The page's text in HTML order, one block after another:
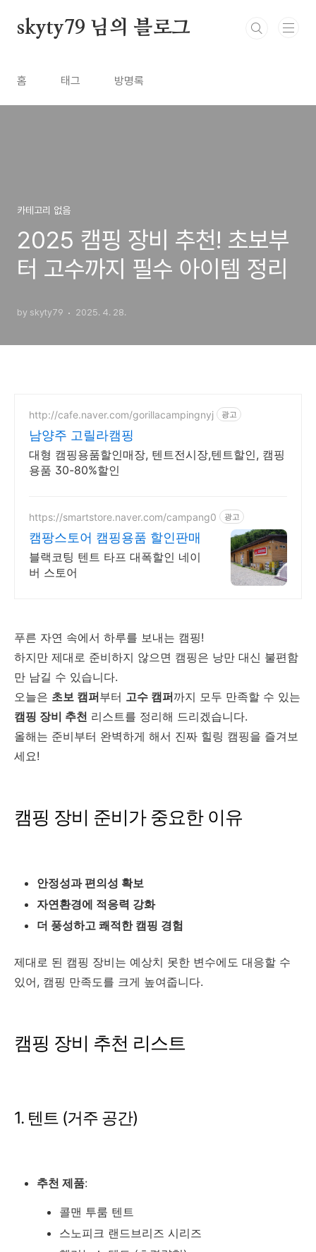
skyty79 님의 블로그
홈 태그 방명록
카테고리 없음
2025 캠핑 장비 추천! 초보부
터 고수까지 필수 아이템 정리
by skyty79 2025. 4. 28.
http://cafe.naver.com/gorillacampingnyj 광고
남양주 고릴라캠핑
대형 캠핑용품할인매장, 텐트전시장,텐트할인, 캠핑
용품 30-80%할인
https://smartstore.naver.com/campang0 광고
캠팡스토어 캠핑용품 할인판매
블랙코팅 텐트 타프 대폭할인 네이
버 스토어
푸른 자연 속에서 하루를 보내는 캠핑!
하지만 제대로 준비하지 않으면 캠핑은 낭만 대신 불편함
만 남길 수 있습니다.
오늘은 초보 캠퍼부터 고수 캠퍼까지 모두 만족할 수 있는
캠핑 장비 추천 리스트를 정리해 드리겠습니다.
올해는 준비부터 완벽하게 해서 진짜 힐링 캠핑을 즐겨보
세요!
캠핑 장비 준비가 중요한 이유
안정성과 편의성 확보
자연환경에 적응력 강화
더 풍성하고 쾌적한 캠핑 경험
제대로 된 캠핑 장비는 예상치 못한 변수에도 대응할 수
있어, 캠핑 만족도를 크게 높여줍니다.
캠핑 장비 추천 리스트
1. 텐트 (거주 공간)
추천 제품:
콜맨 투룸 텐트
스노피크 랜드브리즈 시리즈